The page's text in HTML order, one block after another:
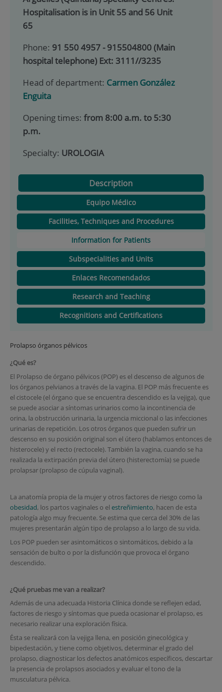
Hospitalisation is in Unit 55 and 56 Unit
65
Phone: 91 550 4957 - 915504800 (Main
hospital telephone) Ext: 3111//3235
Head of department: Carmen González
Enguita
Opening times: from 8:00 a.m. to 5:30
p.m.
Specialty: UROLOGIA
Description
Equipo Médico
Facilities, Techniques and Procedures
Information for Patients
Subspecialities and Units
Enlaces Recomendados
Research and Teaching
Recognitions and Certifications
Prolapso órganos pélvicos
¿Qué es?
El Prolapso de órgano pélvicos (POP) es el descenso de algunos de
los órganos pelvianos a través de la vagina. El POP más frecuente es
el cistocele (el órgano que se encuentra descendido es la vejiga), que
se puede asociar a síntomas urinarios como la incontinencia de
orina, la obstrucción urinaria, la urgencia miccional o las infecciones
urinarias de repetición. Los otros órganos que pueden sufrir un
descenso en su posición original son el útero (hablamos entonces de
histerocele) y el recto (rectocele). También la vagina, cuando se ha
realizada la extirpación previa del útero (histerectomía) se puede
prolapsar (prolapso de cúpula vaginal).
La anatomía propia de la mujer y otros factores de riesgo como la
obesidad, los partos vaginales o el estreñimiento, hacen de esta
patología algo muy frecuente. Se estima que cerca del 30% de las
mujeres presentarán algún tipo de prolapso a lo largo de su vida.
Los POP pueden ser asintomáticos o sintomáticos, debido a la
sensación de bulto o por la disfunción que provoca el órgano
descendido.
¿Qué pruebas me van a realizar?
Además de una adecuada Historia Clínica donde se reflejen edad,
factores de riesgo y síntomas que pueda ocasionar el prolapso, es
necesario realizar una exploración física.
Ésta se realizará con la vejiga llena, en posición ginecológica y
bipedestación, y tiene como objetivos, determinar el grado del
prolapso, diagnosticar los defectos anatómicos específicos, descartar
la presencia de prolapsos asociados y evaluar el tono de la
musculatura pélvica.